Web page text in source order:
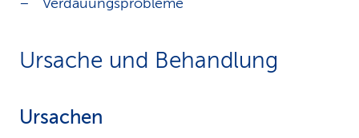
Verdauungsprobleme
Ursache und Behandlung
Ursachen